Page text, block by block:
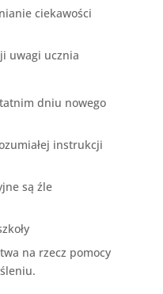
ciekawości
uwagi ucznia
dniu nowego
instrukcji
są źle
na rzecz pomocy